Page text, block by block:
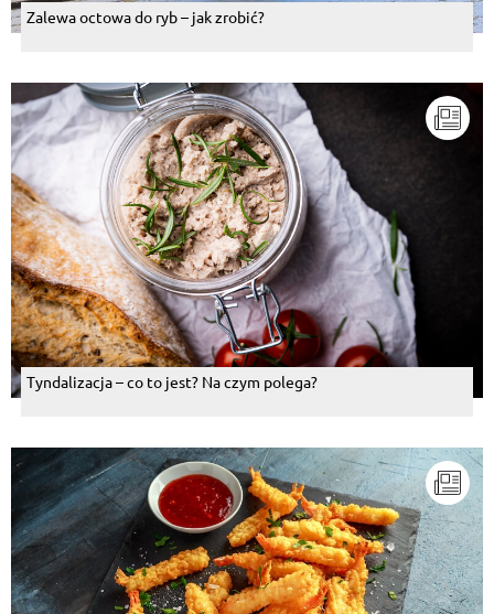
Zalewa octowa do ryb – jak zrobić?
Tyndalizacja – co to jest? Na czym polega?